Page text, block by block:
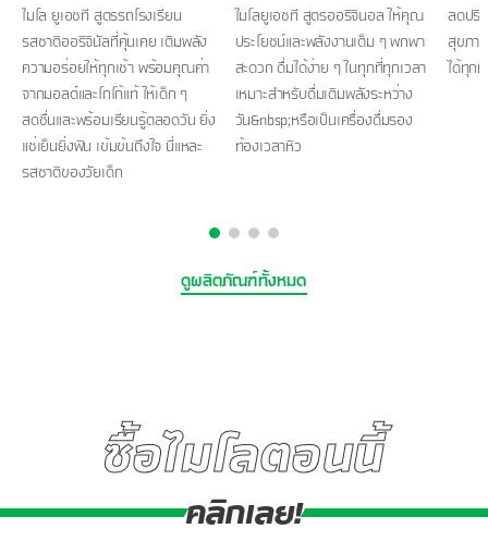
ไมโล ยูเอชที สูตรรถโรงเรียน
รสชาติออริจินัลที่คุ้นเคย เติมพลัง
ความอร่อยให้ทุกเช้า พร้อมคุณค่า
จากมอลต์และโกโก้แท้ ให้เด็ก ๆ
สดชื่นและพร้อมเรียนรู้ตลอดวัน ยิ่ง
แช่เย็นยิ่งฟิน เข้มข้นถึงใจ นี่แหละ
รสชาติของวัยเด็ก
ไมโลยูเอชที สูตรออริจินอล ให้คุณ
ประโยชน์และพลังงานเต็ม ๆ พกพา
สะดวก ดื่มได้ง่าย ๆ ในทุกที่ทุกเวลา
เหมาะสำหรับดื่มเติมพลังระหว่าง
วัน&nbsp;หรือเป็นเครื่องดื่มรอง
ท้องเวลาหิว
ลดปริ
สุขภา
ได้ทุก
ดูผลิตภัณฑ์ทั้งหมด
ซื้อไมโลตอนนี้
คลิกเลย!